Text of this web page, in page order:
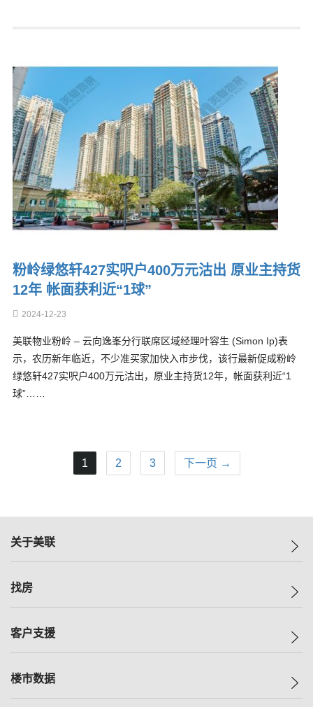
粉岭绿悠轩427实呎户400万元沽出 原业主持货
12年 帐面获利近“1球”
2024-12-23
美联物业粉岭 – 云向逸峯分行联席区域经理叶容生 (Simon Ip)表
示，农历新年临近，不少准买家加快入市步伐，该行最新促成粉岭
绿悠轩427实呎户400万元沽出，原业主持货12年，帐面获利近“1
球”……
1 2 3 下一页 →
关于美联
美联集团
人才招募
找房
一手新房
减价
客户支援
自助放盘
楼市数据